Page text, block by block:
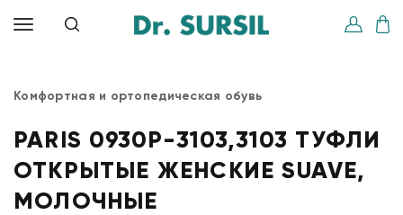
Комфортная и ортопедическая обувь
PARIS 0930P-3103,3103 ТУФЛИ
ОТКРЫТЫЕ ЖЕНСКИЕ SUAVE,
МОЛОЧНЫЕ